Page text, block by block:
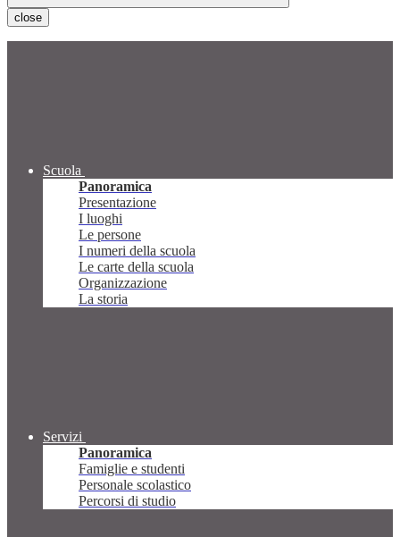
close
Scuola
Panoramica
Presentazione
I luoghi
Le persone
I numeri della scuola
Le carte della scuola
Organizzazione
La storia
Servizi
Panoramica
Famiglie e studenti
Personale scolastico
Percorsi di studio